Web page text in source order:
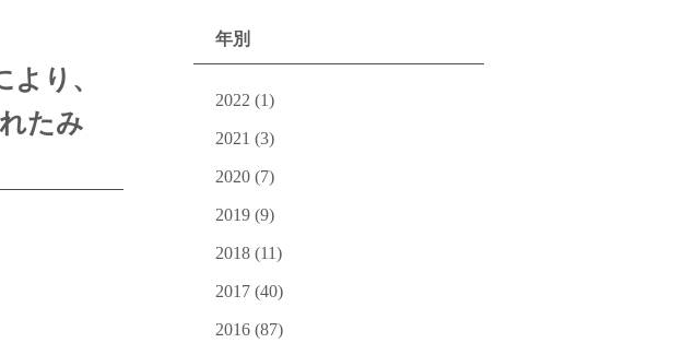
り、
たみ
年別
2022 (1)
2021 (3)
2020 (7)
2019 (9)
2018 (11)
2017 (40)
2016 (87)